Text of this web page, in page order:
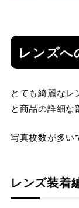
レンズへ
とても綺麗な
と商品の詳細な
写真枚数が多い
レンズ装着